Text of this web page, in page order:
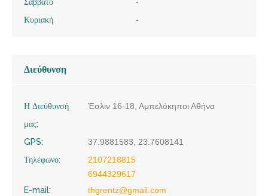
Κυριακή
-
Διεύθυνση
Η Διεύθυνσή
μας:
Έσλιν 16-18, Αμπελόκηποι Αθήνα
GPS:
37.9881583, 23.7608141
Τηλέφωνο:
2107218815
6944329617
E-mail:
thgrentz@gmail.com